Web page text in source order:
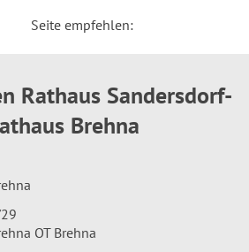
Seite empfehlen:
Rathaus Sandersdorf-
Brehna
OT Brehna